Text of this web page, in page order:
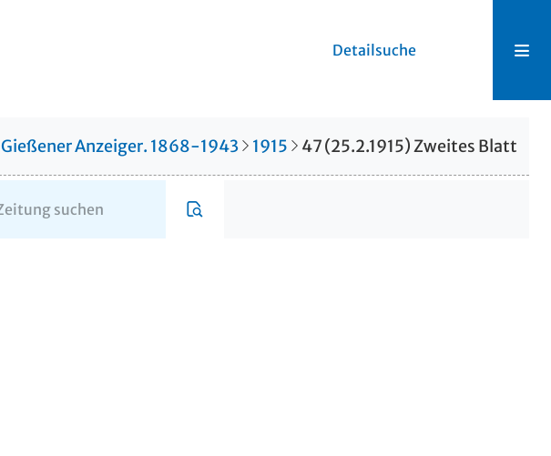
Detailsuche
Gießener Anzeiger. 1868-1943 1915 47 (25.2.1915) Zweites Blatt